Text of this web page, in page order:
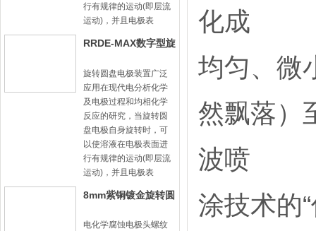
行有规律的运动(即层流
运动)，并且电极表
RRDE-MAX数字型旋
旋转圆盘电极装置广泛
应用在现代电分析化学
及电极过程和均相化学
反应的研究，当旋转圆
盘电极自身旋转时，可
以使溶液在电极表面进
行有规律的运动(即层流
运动)，并且电极表
8mm紫铜镀金旋转圆
电化学腐蚀电极头螺纹
化成
均匀、微
然飘落）
波喷
涂技术的